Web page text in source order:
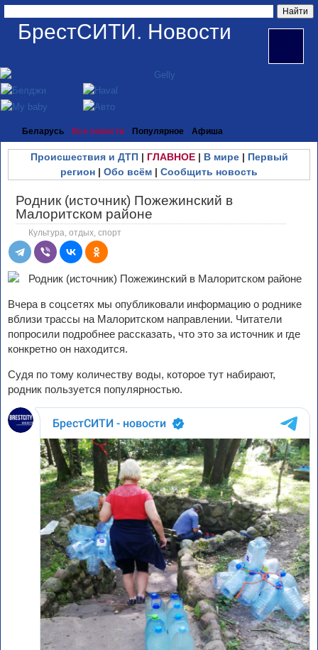
БрестСИТИ. Новости
Беларусь Все новости Популярное Афиша
Происшествия и ДТП| ГЛАВНОЕ| В мире| Первый
регион | Обо всём | Сообщить новость
Родник (источник) Пожежинский в
Малоритском районе
Культура, отдых, спорт
Вчера в соцсетях мы опубликовали информацию о роднике
вблизи трассы на Малоритском направлении. Читатели
попросили подробнее рассказать, что это за источник и где
конкретно он находится.
Судя по тому количеству воды, которое тут набирают,
родник пользуется популярностью.